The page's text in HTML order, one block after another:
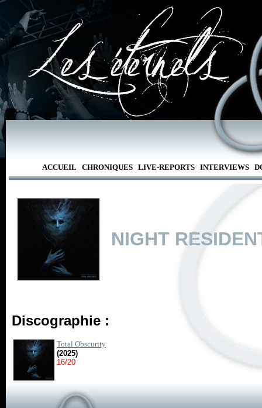
ACCUEIL CHRONIQUES LIVE-REPORTS INTERVIEWS
NIGHT
Discographie :
Total Obscurity
(2025)
16/20